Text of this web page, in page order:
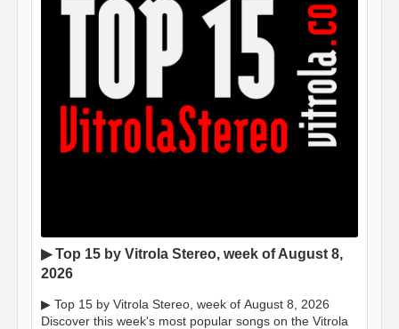
▶ Top 15 by Vitrola Stereo, week of August 8,
2026
▶ Top 15 by Vitrola Stereo, week of August 8, 2026
Discover this week's most popular songs on the Vitrola